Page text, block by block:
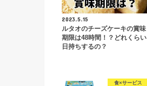
2023.5.15
ルタオのチーズケーキの賞味
期限は48時間！？どれくらい
日持ちするの？
食×サービス